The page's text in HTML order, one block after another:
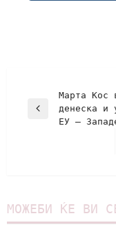
Марта Кос
денеска и
ЕУ –
МОЖЕБИ ЌЕ ВИ